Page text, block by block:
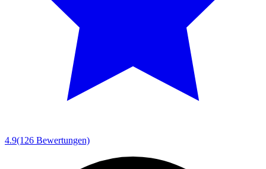
4.9(126 Bewertungen)